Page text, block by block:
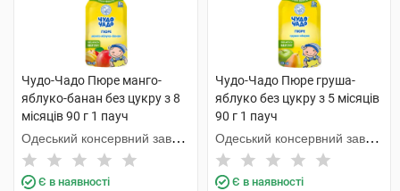
Чудо-Чадо Пюре манго-
яблуко-банан без цукру з 8
місяців 90 г 1 пауч
Одеський консервний завод
дитячого харчування
Є в наявності
Чудо-Чадо Пюре груша-
яблуко без цукру з 5 місяців
90 г 1 пауч
Одеський консервний завод
дитячого харчування
Є в наявності